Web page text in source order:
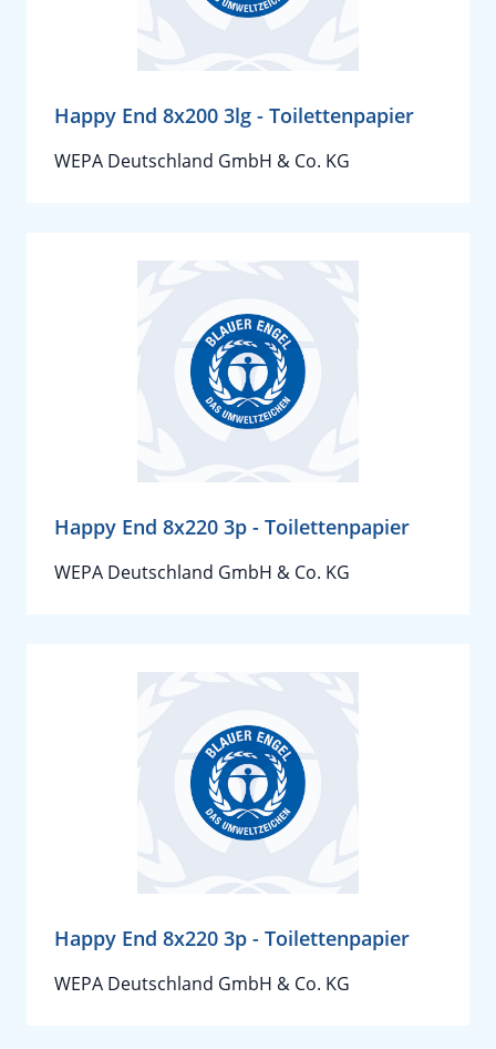
Happy End 8x200 3lg - Toilettenpapier
WEPA Deutschland GmbH & Co. KG
Happy End 8x220 3p - Toilettenpapier
WEPA Deutschland GmbH & Co. KG
Happy End 8x220 3p - Toilettenpapier
WEPA Deutschland GmbH & Co. KG